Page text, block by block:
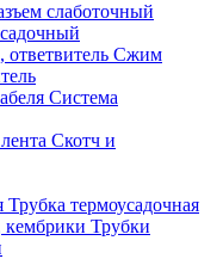
слаботочный
Сжим
Система
Скотч и
Трубка термоусадочная
Трубки